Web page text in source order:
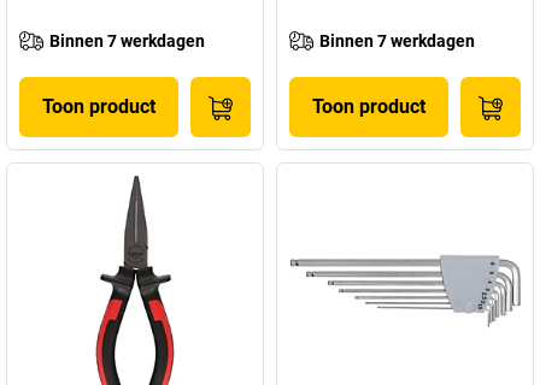
Binnen 7 werkdagen
Toon product
Binnen 7 werkdagen
Toon product